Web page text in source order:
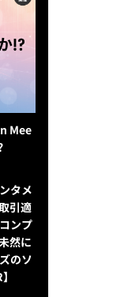
Mee
タメ
引適
ンプ
然に
のソ